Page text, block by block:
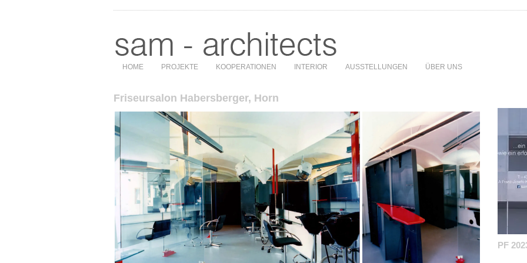
HOME PROJEKTE KOOPERATIONEN INTERIOR AUSSTELLUNGEN ÜBER UNS
Friseursalon Habersberger, Horn
PF